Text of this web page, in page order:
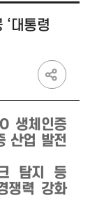
대통령
생체인증
산업 발전
탐지 등
쟁력 강화